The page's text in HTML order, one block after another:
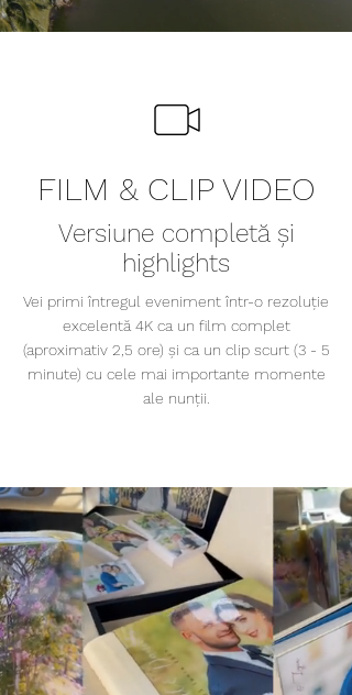
FILM & CLIP VIDEO
Versiune completă și
highlights
Vei primi întregul eveniment într-o rezoluție
excelentă 4K ca un film complet
(aproximativ 2,5 ore) și ca un clip scurt (3 - 5
minute) cu cele mai importante momente
ale nunții.